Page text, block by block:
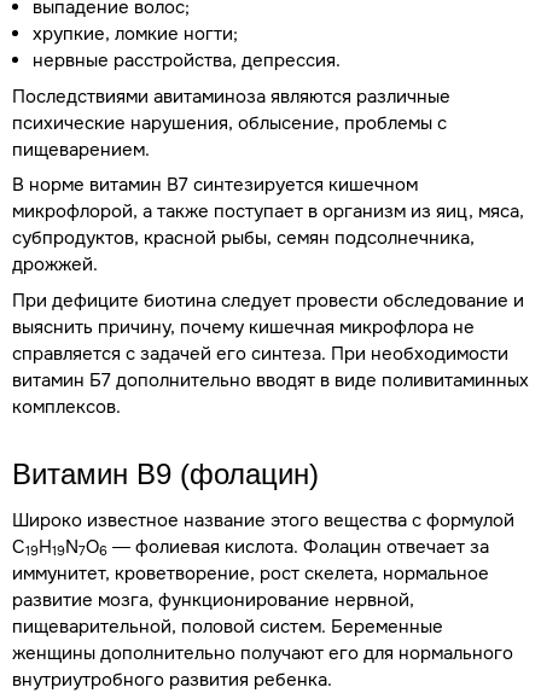
выпадение волос;
хрупкие, ломкие ногти;
нервные расстройства, депрессия.
Последствиями авитаминоза являются различные
психические нарушения, облысение, проблемы с
пищеварением.
В норме витамин В7 синтезируется кишечном
микрофлорой, а также поступает в организм из яиц, мяса,
субпродуктов, красной рыбы, семян подсолнечника,
дрожжей.
При дефиците биотина следует провести обследование и
выяснить причину, почему кишечная микрофлора не
справляется с задачей его синтеза. При необходимости
витамин Б7 дополнительно вводят в виде поливитаминных
комплексов.
Витамин В9 (фолацин)
Широко известное название этого вещества с формулой
C19H19N7O6 — фолиевая кислота. Фолацин отвечает за
иммунитет, кроветворение, рост скелета, нормальное
развитие мозга, функционирование нервной,
пищеварительной, половой систем. Беременные
женщины дополнительно получают его для нормального
внутриутробного развития ребенка.